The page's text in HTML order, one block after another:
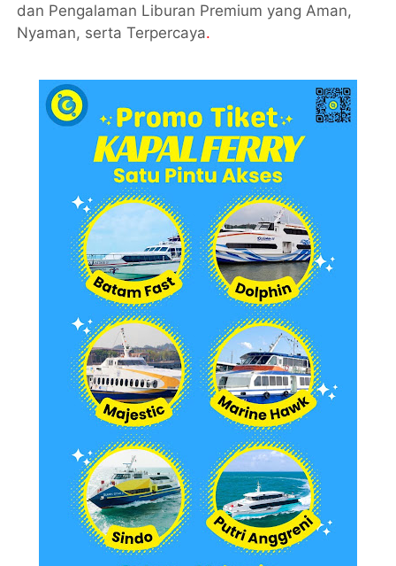
dan Pengalaman Liburan Premium yang Aman,
Nyaman, serta Terpercaya.